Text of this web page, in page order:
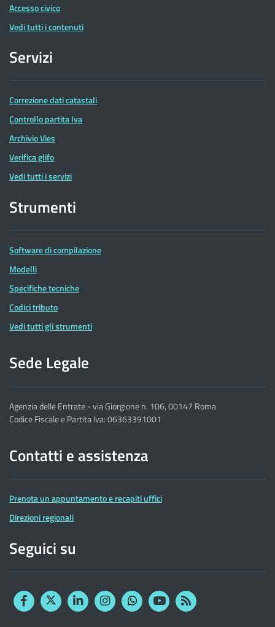
Accesso civico
Vedi tutti i contenuti
Servizi
Correzione dati catastali
Controllo partita Iva
Archivio Vies
Verifica glifo
Vedi tutti i servizi
Strumenti
Software di compilazione
Modelli
Specifiche tecniche
Codici tributo
Vedi tutti gli strumenti
Sede Legale
Agenzia delle Entrate - via Giorgione n. 106, 00147 Roma
Codice Fiscale e Partita Iva: 06363391001
Contatti e assistenza
Prenota un appuntamento e recapiti uffici
Direzioni regionali
Seguici su
FacebookTwitterLinkedinInstagram
YouTubeRSS